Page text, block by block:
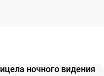
ночного видения